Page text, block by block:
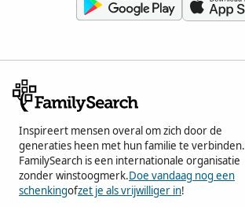
Inspireert mensen overal om zich door de
generaties heen met hun familie te verbinden.
FamilySearch is een internationale organisatie
zonder winstoogmerk.Doe vandaag nog een
schenkingofzet je als vrijwilliger in!